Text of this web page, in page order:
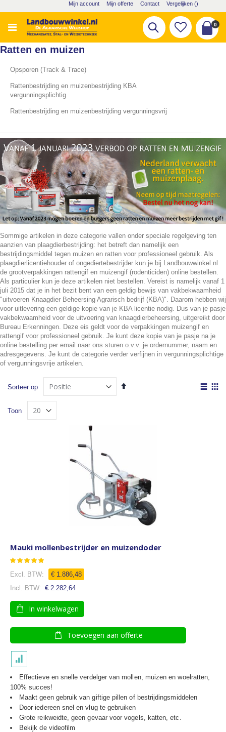
naar
de
inhoud
Mijn account Mijn offerte Contact Vergelijken ()
Cart
0
Zoek
Sommige artikelen in deze categorie vallen onder speciale regelgeving ten
aanzien van plaagdierbestrijding: het betreft dan namelijk een
bestrijdingsmiddel tegen muizen en ratten voor professioneel gebruik. Als
plaagdierlicentiehouder of ongediertebestrijder kun je bij Landbouwwinkel.nl
de grootverpakkingen rattengif en muizengif (rodenticiden) online bestellen.
Als particulier kun je deze artikelen niet bestellen. Vereist is namelijk vanaf 1
juli 2015 dat je in het bezit bent van een geldig bewijs van vakbekwaamheid
"uitvoeren Knaagdier Beheersing Agrarisch bedrijf (KBA)". Daarom hebben wij
voor uitlevering een geldige kopie van je KBA licentie nodig. Dus van je pasje
vakbekwaamheid voor de uitvoering van knaagdierbeheersing, uitgereikt door
Bureau Erkenningen. Deze eis geldt voor de verpakkingen muizengif en
rattengif voor professioneel gebruik. Je kunt deze kopie van je pasje na je
online bestelling per email naar ons sturen o.v.v. je ordernummer, naam en
adresgegevens. Je kunt de categorie verder verfijnen in vergunningsplichtige
of vergunningsvrije artikelen.
Sorteer op
Van
Toon
Mauki mollenbestrijder en muizendoder
Waardering:
€ 1.886,48
Speciale
€ 2.282,64
In winkelwagen
Toevoegen aan offerte
Effectieve en snelle verdelger van mollen, muizen en woelratten,
100% succes!
Maakt geen gebruik van giftige pillen of bestrijdingsmiddelen
Door iedereen snel en vlug te gebruiken
Grote reikweidte, geen gevaar voor vogels, katten, etc.
Bekijk de videofilm
Ratten en muizen
Opsporen (Track & Trace)
Rattenbestrijding en muizenbestrijding KBA
vergunningsplichtig
Rattenbestrijding en muizenbestrijding vergunningsvrij